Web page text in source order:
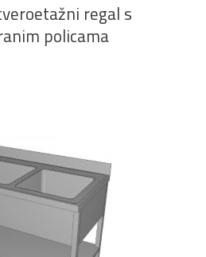
regal s
policama